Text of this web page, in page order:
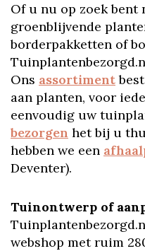
Of u nu op zoek bent
groenblijvende
borderpakketten of
Ons assortiment
aan planten, voor
eenvoudig uw
bezorgen het bij u
hebben we een
Deventer).
Tuinontwerp of
webshop met ruim